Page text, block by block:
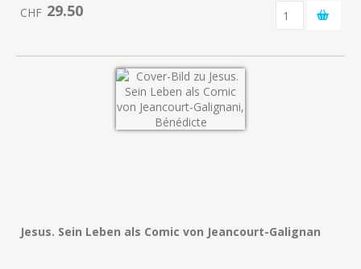
CHF 29.50
Jesus. Sein Leben als Comic von Jeancourt-Galignan